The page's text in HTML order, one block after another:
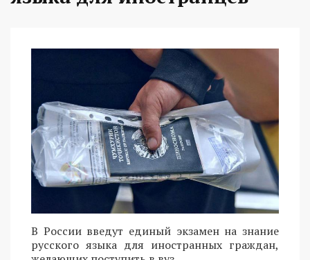
В России введут единый экзамен на знание
русского языка для иностранных граждан,